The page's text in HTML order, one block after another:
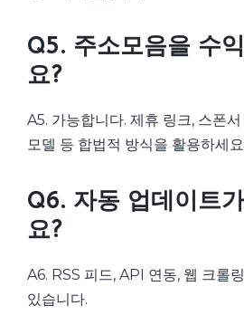
Q5. 주소모음을 수
요?
A5. 가능합니다. 제휴 링크, 스폰
모델 등 합법적 방식을 활용하세
Q6. 자동 업데이트
요?
A6. RSS 피드, API 연동, 웹 크롤
있습니다.